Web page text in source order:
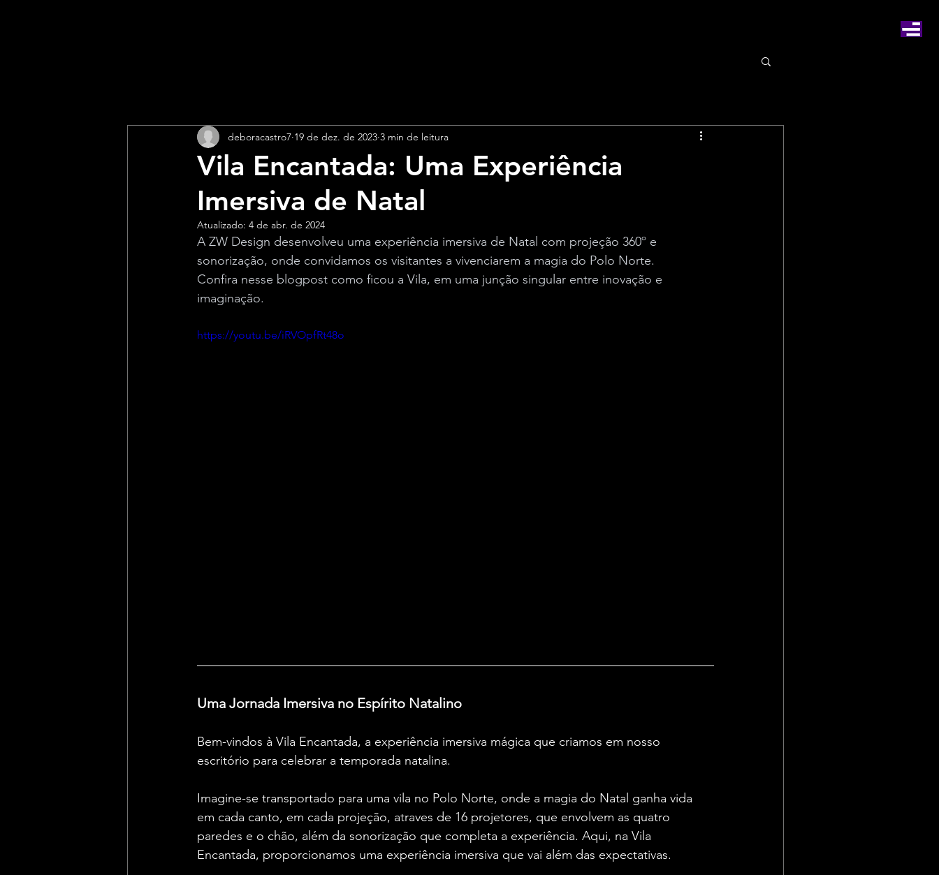
Vila Encantada: Uma Experiência
Imersiva de Natal
deboracastro7 19 de dez. de 2023 3 min de leitura
Atualizado: 4 de abr. de 2024
A ZW Design desenvolveu uma experiência imersiva de Natal com projeção 360º e
sonorização, onde convidamos os visitantes a vivenciarem a magia do Polo Norte.
Confira nesse blogpost como ficou a Vila, em uma junção singular entre inovação e
imaginação.
https://youtu.be/iRVOpfRt48o
Uma Jornada Imersiva no Espírito Natalino
Bem-vindos à Vila Encantada, a experiência imersiva mágica que criamos em nosso
escritório para celebrar a temporada natalina.
Imagine-se transportado para uma vila no Polo Norte, onde a magia do Natal ganha vida
em cada canto, em cada projeção, atraves de 16 projetores, que envolvem as quatro
paredes e o chão, além da sonorização que completa a experiência. Aqui, na Vila
Encantada, proporcionamos uma experiência imersiva que vai além das expectativas.